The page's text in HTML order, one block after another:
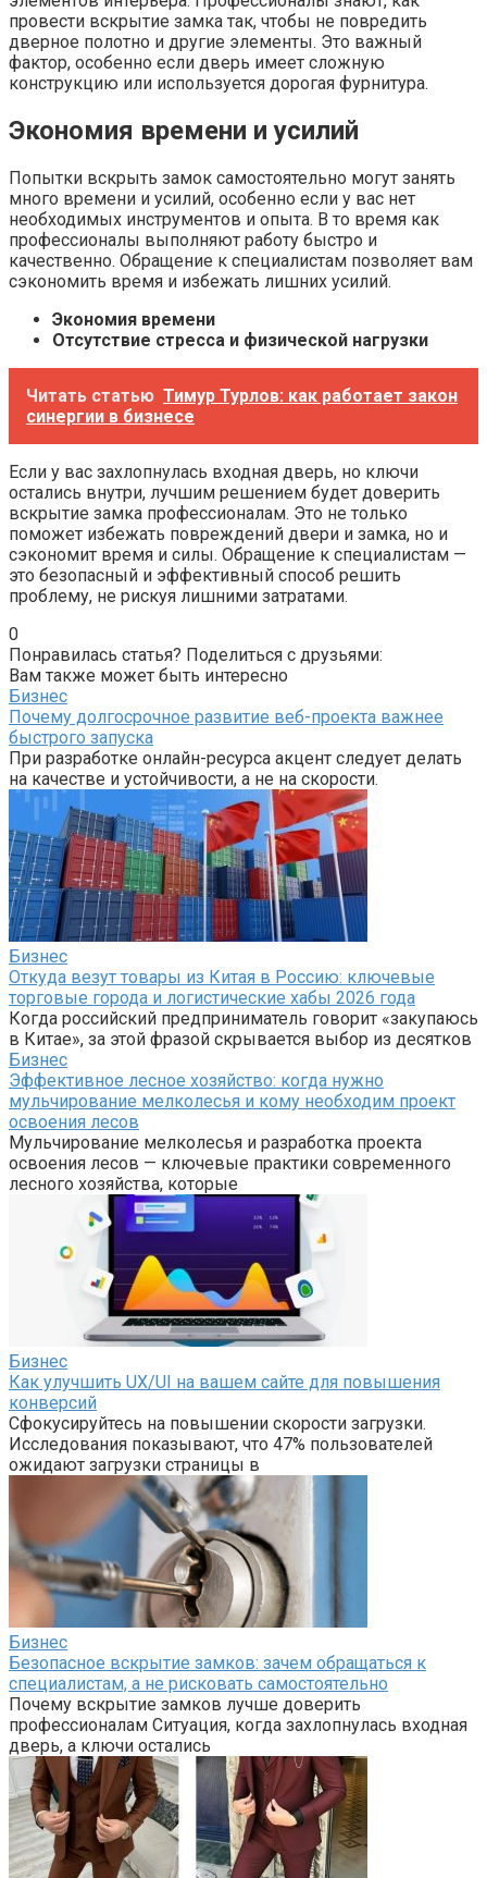
провести вскрытие замка так, чтобы не повредить
дверное полотно и другие элементы. Это важный
фактор, особенно если дверь имеет сложную
конструкцию или используется дорогая фурнитура.
Экономия времени и усилий
Попытки вскрыть замок самостоятельно могут занять
много времени и усилий, особенно если у вас нет
необходимых инструментов и опыта. В то время как
профессионалы выполняют работу быстро и
качественно. Обращение к специалистам позволяет вам
сэкономить время и избежать лишних усилий.
Экономия времени
Отсутствие стресса и физической нагрузки
Читать статью Тимур Турлов: как работает закон
синергии в бизнесе
Если у вас захлопнулась входная дверь, но ключи
остались внутри, лучшим решением будет доверить
вскрытие замка профессионалам. Это не только
поможет избежать повреждений двери и замка, но и
сэкономит время и силы. Обращение к специалистам —
это безопасный и эффективный способ решить
проблему, не рискуя лишними затратами.
0
Понравилась статья? Поделиться с друзьями:
Вам также может быть интересно
Бизнес
Почему долгосрочное развитие веб-проекта важнее
быстрого запуска
При разработке онлайн-ресурса акцент следует делать
на качестве и устойчивости, а не на скорости.
Бизнес
Откуда везут товары из Китая в Россию: ключевые
торговые города и логистические хабы 2026 года
Когда российский предприниматель говорит «закупаюсь
в Китае», за этой фразой скрывается выбор из десятков
Бизнес
Эффективное лесное хозяйство: когда нужно
мульчирование мелколесья и кому необходим проект
освоения лесов
Мульчирование мелколесья и разработка проекта
освоения лесов — ключевые практики современного
лесного хозяйства, которые
Бизнес
Как улучшить UX/UI на вашем сайте для повышения
конверсий
Сфокусируйтесь на повышении скорости загрузки.
Исследования показывают, что 47% пользователей
ожидают загрузки страницы в
Бизнес
Безопасное вскрытие замков: зачем обращаться к
специалистам, а не рисковать самостоятельно
Почему вскрытие замков лучше доверить
профессионалам Ситуация, когда захлопнулась входная
дверь, а ключи остались